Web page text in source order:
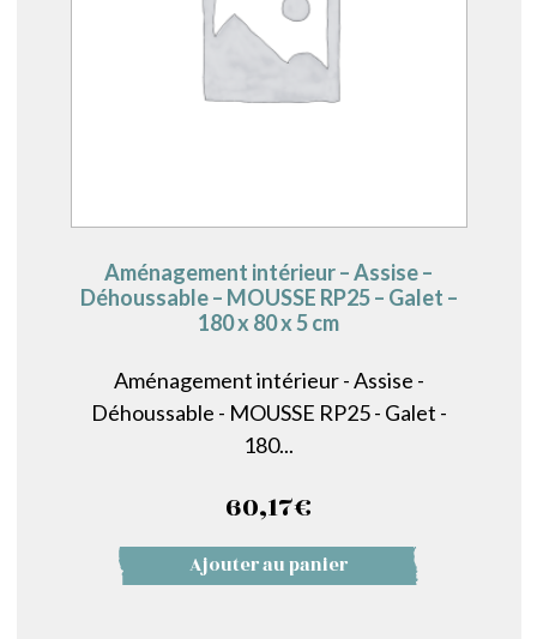
Aménagement intérieur – Assise –
Déhoussable – MOUSSE RP25 – Galet –
180 x 80 x 5 cm
Aménagement intérieur - Assise -
Déhoussable - MOUSSE RP25 - Galet -
180...
60,17€
Ajouter au panier